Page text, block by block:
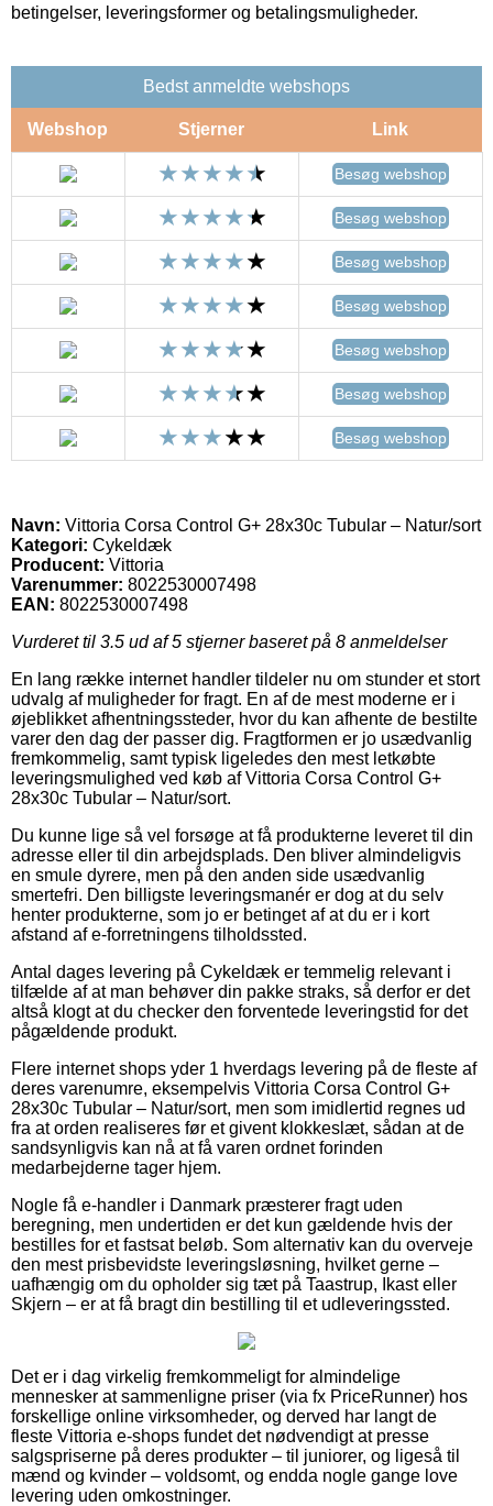
betingelser, leveringsformer og betalingsmuligheder.
Bedst anmeldte webshops
Webshop Stjerner Link
Besøg webshop
Besøg webshop
Besøg webshop
Besøg webshop
Besøg webshop
Besøg webshop
Besøg webshop
Navn: Vittoria Corsa Control G+ 28x30c Tubular – Natur/sort
Kategori: Cykeldæk
Producent: Vittoria
Varenummer: 8022530007498
EAN: 8022530007498
Vurderet til 3.5 ud af 5 stjerner baseret på 8 anmeldelser
En lang række internet handler tildeler nu om stunder et stort
udvalg af muligheder for fragt. En af de mest moderne er i
øjeblikket afhentningssteder, hvor du kan afhente de bestilte
varer den dag der passer dig. Fragtformen er jo usædvanlig
fremkommelig, samt typisk ligeledes den mest letkøbte
leveringsmulighed ved køb af Vittoria Corsa Control G+
28x30c Tubular – Natur/sort.
Du kunne lige så vel forsøge at få produkterne leveret til din
adresse eller til din arbejdsplads. Den bliver almindeligvis
en smule dyrere, men på den anden side usædvanlig
smertefri. Den billigste leveringsmanér er dog at du selv
henter produkterne, som jo er betinget af at du er i kort
afstand af e-forretningens tilholdssted.
Antal dages levering på Cykeldæk er temmelig relevant i
tilfælde af at man behøver din pakke straks, så derfor er det
altså klogt at du checker den forventede leveringstid for det
pågældende produkt.
Flere internet shops yder 1 hverdags levering på de fleste af
deres varenumre, eksempelvis Vittoria Corsa Control G+
28x30c Tubular – Natur/sort, men som imidlertid regnes ud
fra at orden realiseres før et givent klokkeslæt, sådan at de
sandsynligvis kan nå at få varen ordnet forinden
medarbejderne tager hjem.
Nogle få e-handler i Danmark præsterer fragt uden
beregning, men undertiden er det kun gældende hvis der
bestilles for et fastsat beløb. Som alternativ kan du overveje
den mest prisbevidste leveringsløsning, hvilket gerne –
uafhængig om du opholder sig tæt på Taastrup, Ikast eller
Skjern – er at få bragt din bestilling til et udleveringssted.
Det er i dag virkelig fremkommeligt for almindelige
mennesker at sammenligne priser (via fx PriceRunner) hos
forskellige online virksomheder, og derved har langt de
fleste Vittoria e-shops fundet det nødvendigt at presse
salgspriserne på deres produkter – til juniorer, og ligeså til
mænd og kvinder – voldsomt, og endda nogle gange love
levering uden omkostninger.